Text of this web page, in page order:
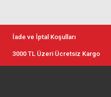
İade ve İptal Koşulları
3000 TL Üzeri Ücretsiz Kargo